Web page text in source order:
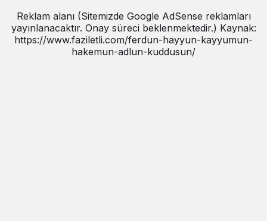
Reklam alanı (Sitemizde Google AdSense reklamları
yayınlanacaktır. Onay süreci beklenmektedir.) Kaynak:
https://www.faziletli.com/ferdun-hayyun-kayyumun-
hakemun-adlun-kuddusun/